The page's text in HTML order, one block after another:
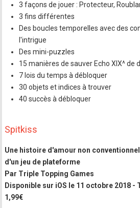
3 façons de jouer : Protecteur,
3 fins différentes
Des boucles temporelles avec des
l'intrigue
Des mini-puzzles
15 manières de sauver Echo XIX^ de
7 lois du temps à débloquer
30 objets et indices à trouver
40 succès à débloquer
Spitkiss
Une histoire d'amour non
d'un jeu de plateforme
Par Triple Topping Games
Disponible sur iOS le 11 octobre 2018 -
1,99€